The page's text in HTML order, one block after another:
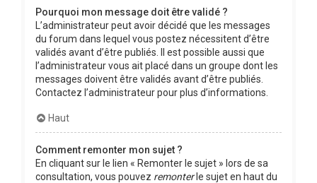
Pourquoi mon message doit être validé ?
L’administrateur peut avoir décidé que les messages
du forum dans lequel vous postez nécessitent d’être
validés avant d’être publiés. Il est possible aussi que
l’administrateur vous ait placé dans un groupe dont les
messages doivent être validés avant d’être publiés.
Contactez l’administrateur pour plus d’informations.
Haut
Comment remonter mon sujet ?
En cliquant sur le lien « Remonter le sujet » lors de sa
consultation, vous pouvez remonterle sujet en haut du